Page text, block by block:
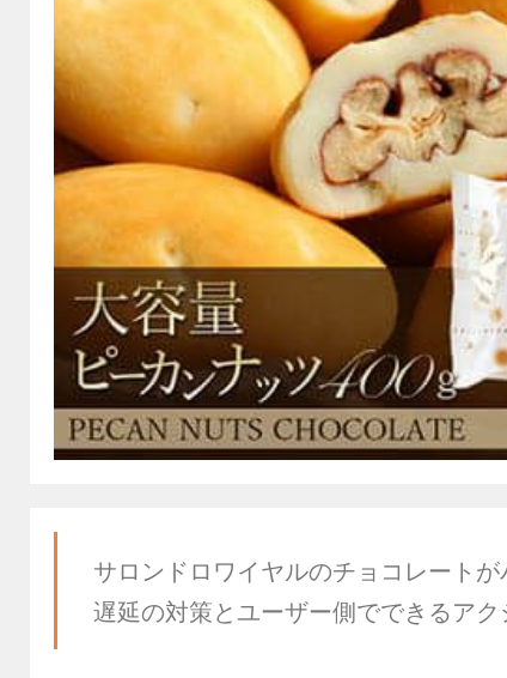
サロンドロワイヤルのチョコレート
遅延の対策とユーザー側でできるアク